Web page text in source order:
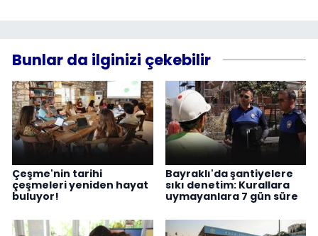
Bunlar da ilginizi çekebilir
Çeşme'nin tarihi
çeşmeleri yeniden hayat
buluyor!
Bayraklı'da şantiyelere
sıkı denetim: Kurallara
uymayanlara 7 gün süre